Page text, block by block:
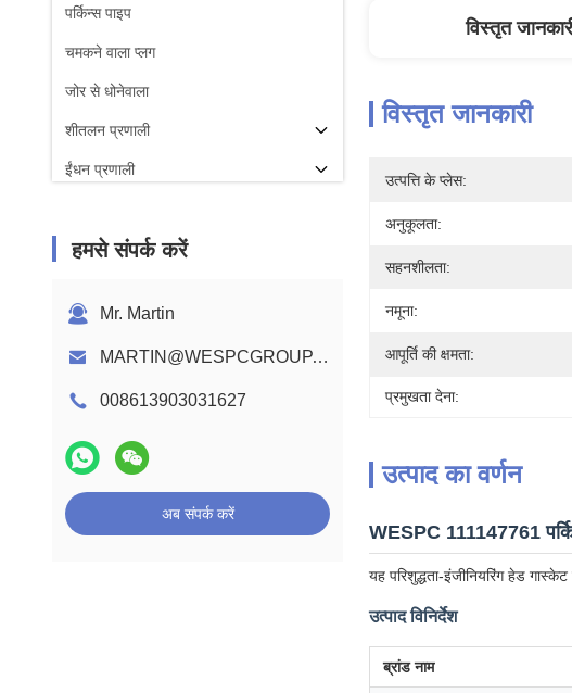
पर्किन्स पाइप
चमकने वाला प्लग
जोर से धोनेवाला
शीतलन प्रणाली
ईंधन प्रणाली
परकिन्स इंजन कैंषफ़्ट
हमसे संपर्क करें
Mr. Martin
MARTIN@WESPCGROUP.COM
008613903031627
अब संपर्क करें
विस्तृत
विस्तृत जानकारी
उत्पत्ति के प्लेस:
अनुकूलता:
सहनशीलता:
नमूना:
आपूर्ति की क्षमता:
प्रमुखता देना:
उत्पाद का वर्णन
WESPC 111147761
यह परिशुद्धता-इंजीनियरिंग हेड
उत्पाद विनिर्देश
ब्रांड नाम